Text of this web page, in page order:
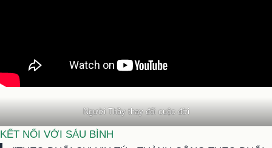
Người Thầy thay đổi cuộc đời
KẾT NỐI VỚI SÁU BÌNH